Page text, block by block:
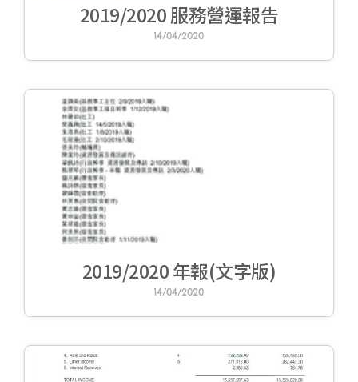
2019/2020 服務營運報告
14/04/2020
2019/2020 年報(文字版)
14/04/2020